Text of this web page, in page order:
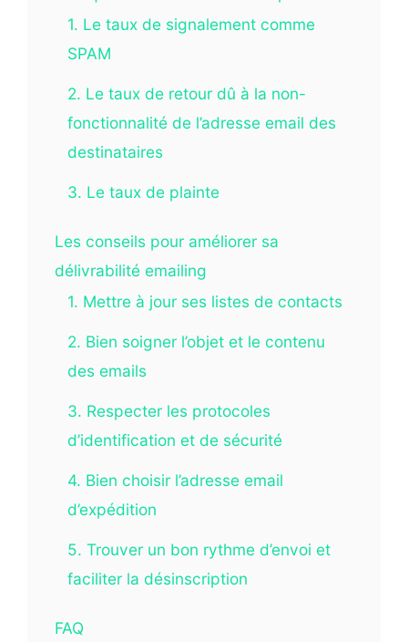
1. Le taux de signalement comme
SPAM
2. Le taux de retour dû à la non-
fonctionnalité de l’adresse email des
destinataires
3. Le taux de plainte
Les conseils pour améliorer sa
délivrabilité emailing
1. Mettre à jour ses listes de contacts
2. Bien soigner l’objet et le contenu
des emails
3. Respecter les protocoles
d’identification et de sécurité
4. Bien choisir l’adresse email
d’expédition
5. Trouver un bon rythme d’envoi et
faciliter la désinscription
FAQ